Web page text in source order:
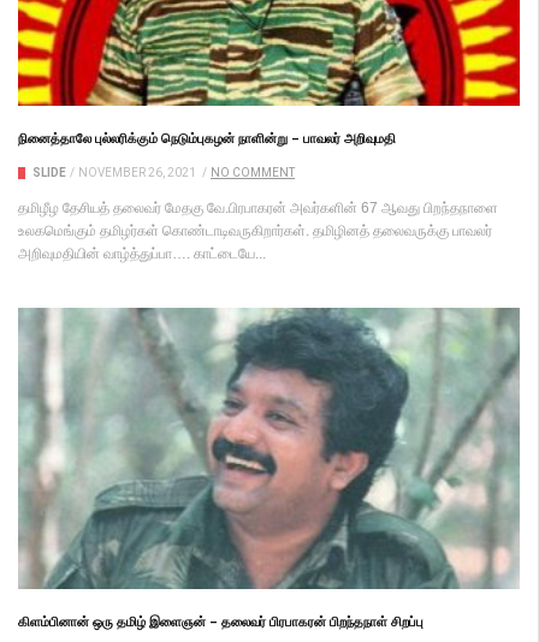
நினைத்தாலே புல்லரிக்கும் நெடும்புகழன் நாளின்று – பாவலர் அறிவுமதி
SLIDE / NOVEMBER 26, 2021 / NO COMMENT
தமிழீழ தேசியத் தலைவர் மேதகு வே.பிரபாகரன் அவர்களின் 67 ஆவது பிறந்தநாளை
உலகமெங்கும் தமிழர்கள் கொண்டாடிவருகிறார்கள். தமிழினத் தலைவருக்கு பாவலர்
அறிவுமதியின் வாழ்த்துப்பா…. காட்டையே...
கிளம்பினான் ஒரு தமிழ் இளைஞன் – தலைவர் பிரபாகரன் பிறந்தநாள் சிறப்பு